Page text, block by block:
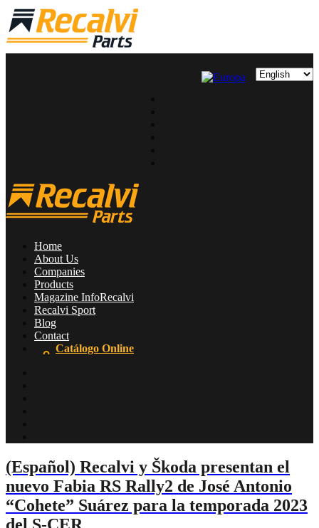
Home
About Us
Companies
Products
Magazine InfoRecalvi
Recalvi Sport
Blog
Contact
Catálogo Online
(Español) Recalvi y Škoda presentan el
nuevo Fabia RS Rally2 de José Antonio
“Cohete” Suárez para la temporada 2023